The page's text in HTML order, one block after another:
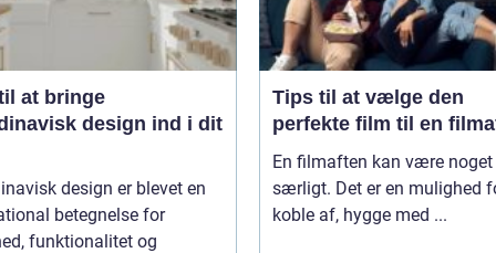
at bringe
design ind i dit
design er blevet en
betegnelse for
funktionalitet og
Tips til at vælge den
perfekte film til en
En filmaften kan være noget
særligt. Det er en mulighed
koble af, hygge med ...